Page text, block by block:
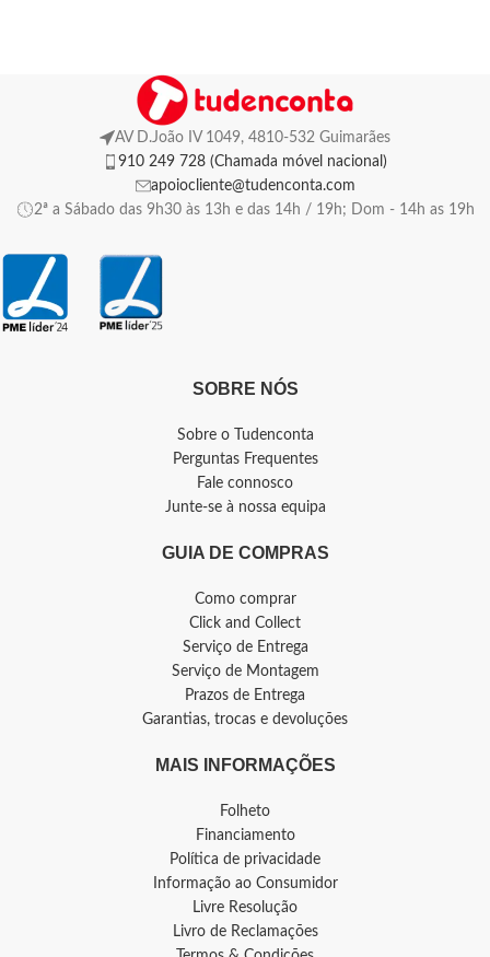
AV D.João IV 1049, 4810-532 Guimarães
910 249 728 (Chamada móvel nacional)
apoiocliente@tudenconta.com
2ª a Sábado das 9h30 às 13h e das 14h / 19h; Dom - 14h as 19h
SOBRE NÓS
Sobre o Tudenconta
Perguntas Frequentes
Fale connosco
Junte-se à nossa equipa
GUIA DE COMPRAS
Como comprar
Click and Collect
Serviço de Entrega
Serviço de Montagem
Prazos de Entrega
Garantias, trocas e devoluções
MAIS INFORMAÇÕES
Folheto
Financiamento
Política de privacidade
Informação ao Consumidor
Livre Resolução
Livro de Reclamações